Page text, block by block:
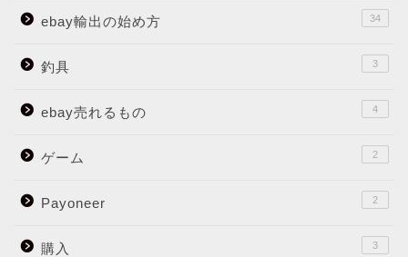
ebay輸出の始め方 34
釣具 3
ebay売れるもの 4
ゲーム 2
Payoneer 2
購入 3